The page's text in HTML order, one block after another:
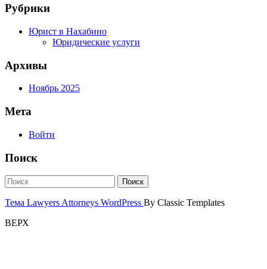
Рубрики
Юрист в Нахабино
Юридические услуги
Архивы
Ноябрь 2025
Мета
Войти
Поиск
Тема Lawyers Attorneys WordPress By Classic Templates
ВЕРХ